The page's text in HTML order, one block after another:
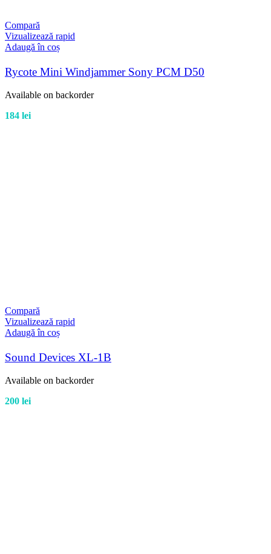
Compară
Vizualizează rapid
Adaugă în coș
Rycote Mini Windjammer Sony PCM D50
Available on backorder
184 lei
Compară
Vizualizează rapid
Adaugă în coș
Sound Devices XL-1B
Available on backorder
200 lei